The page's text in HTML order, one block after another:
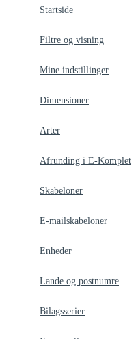
Startside
Filtre og visning
Mine indstillinger
Dimensioner
Arter
Afrunding i E-Komplet
Skabeloner
E-mailskabeloner
Enheder
Lande og postnumre
Bilagsserier